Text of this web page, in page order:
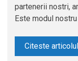
partenerii nostri,
Este modul
Citeste articolul